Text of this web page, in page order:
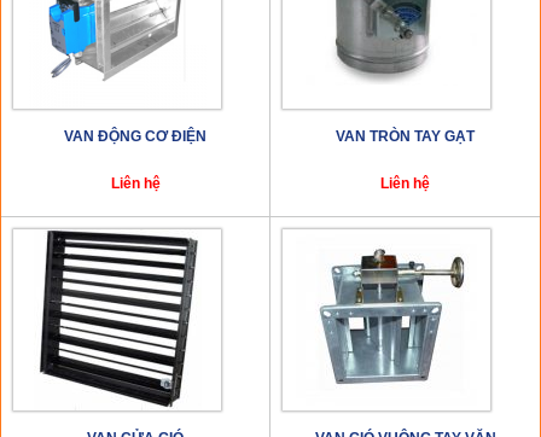
VAN ĐỘNG CƠ ĐIỆN
Liên hệ
VAN TRÒN TAY GẠT
Liên hệ